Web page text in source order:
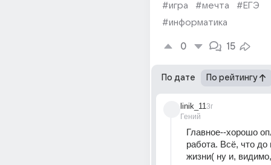
#игра
#мечта
#ЕГЭ
#информатика
0 15
По дате По рейтингу
linik_11
Гений
3г
Главное--хорошо
работа. Всё, что до
жизни( ну и,